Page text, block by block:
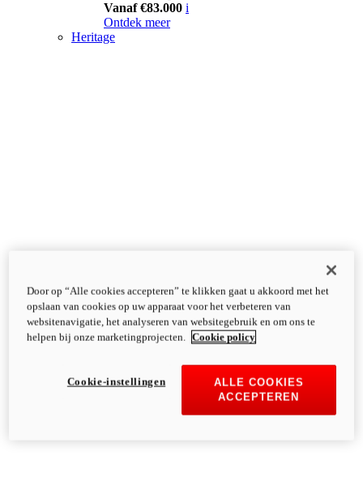
Vanaf €83.000 i
Ontdek meer
Heritage
Door op “Alle cookies accepteren” te klikken gaat u akkoord met het
opslaan van cookies op uw apparaat voor het verbeteren van
websitenavigatie, het analyseren van websitegebruik en om ons te
helpen bij onze marketingprojecten.
Cookie policy
ALLE COOKIES
ACCEPTEREN
Cookie-instellingen